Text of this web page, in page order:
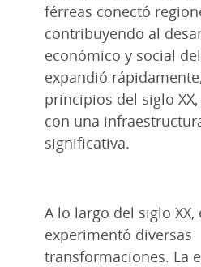
férreas conectó
contribuyendo al
económico y social
expandió
principios del siglo
con una
significativa.
A lo largo del siglo
experimentó diversas
transformaciones. La